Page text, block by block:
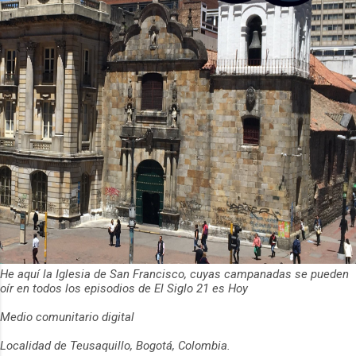
He aquí la Iglesia de San Francisco, cuyas campanadas se pueden
oír en todos los episodios de El Siglo 21 es Hoy
Medio comunitario digital
Localidad de Teusaquillo, Bogotá, Colombia.